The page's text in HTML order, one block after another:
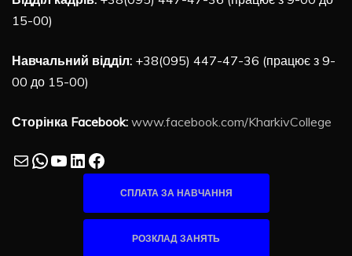
15-00)
Навчальний відділ: +38(095) 447-47-36 (працює з 9-
00 до 15-00)
Сторінка Facebook: www.facebook.com/KharkivCollege
MailWhatsApp
YouTube
LinkedIn
Facebook
СПЛАТА ЗА НАВЧАННЯ
РОЗКЛАД ЗАНЯТЬ